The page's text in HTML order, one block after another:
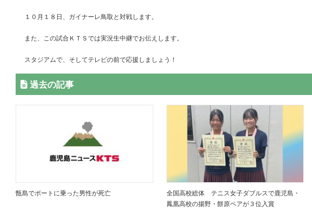
１０月１８日、ガイナーレ鳥取と対戦します。
また、この試合ＫＴＳでは実況生中継でお伝えします。
スタジアムで、そしてテレビの前で応援しましょう！
過去の記事
甑島でボートに乗った男性が死亡
全国高校総体 テニス女子ダブルスで鹿児島・
鳳凰高校の揚野・餅原ペアが３位入賞